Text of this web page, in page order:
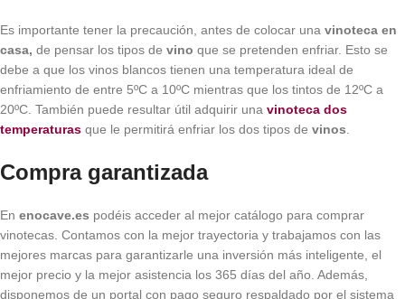
Es importante tener la precaución, antes de colocar una vinoteca en
casa, de pensar los tipos de vino que se pretenden enfriar. Esto se
debe a que los vinos blancos tienen una temperatura ideal de
enfriamiento de entre 5ºC a 10ºC mientras que los tintos de 12ºC a
20ºC. También puede resultar útil adquirir una vinoteca dos
temperaturas que le permitirá enfriar los dos tipos de vinos
Compra garantizada
En enocave.es podéis acceder al mejor catálogo para comprar
vinotecas. Contamos con la mejor trayectoria y trabajamos con las
mejores marcas para garantizarle una inversión más inteligente, el
mejor precio y la mejor asistencia los 365 días del año. Además,
disponemos de un portal con pago seguro respaldado por el sistema